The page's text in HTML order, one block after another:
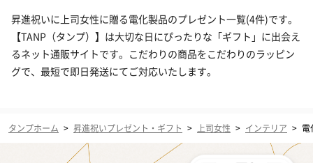
昇進祝いに上司女性に贈る電化製品のプレゼント一覧(4件)です。
【TANP（タンプ）】は大切な日にぴったりな「ギフト」に出会え
るネット通販サイトです。こだわりの商品をこだわりのラッピン
グで、最短で即日発送にてご対応いたします。
タンプホーム > 昇進祝いプレゼント・ギフト > 上司女性 > インテリア > 電